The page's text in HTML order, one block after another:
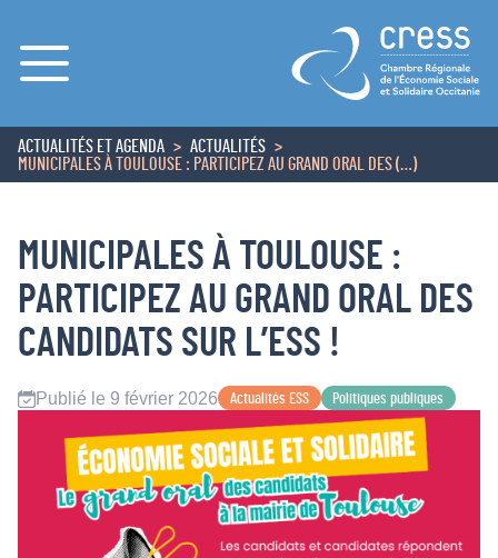
Menu
ACCUEIL
ACTUALITÉS ET AGENDA
ACTUALITÉS
MUNICIPALES À TOULOUSE : PARTICIPEZ AU GRAND ORAL DES (…)
MUNICIPALES À TOULOUSE :
PARTICIPEZ AU GRAND ORAL DES
CANDIDATS SUR L’ESS !
Publié le 9 février 2026 Actualités ESS Politiques publiques